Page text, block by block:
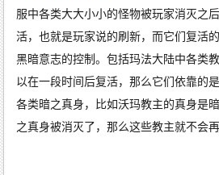
奇
发
布
精
品
传
奇
英
雄
传
奇
金
币
传
奇
中
变
传
奇
服中各类大大小小的怪物被玩家消灭之
活，也就是玩家说的刷新，而它们复活
黑暗意志的控制。包括玛法大陆中各类
以在一段时间后复活，那么它们依靠的
各类暗之真身，比如沃玛教主的真身是
之真身被消灭了，那么这些教主就不会再